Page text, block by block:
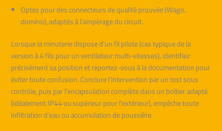
Optez pour des connecteurs de qualité prouvée (Wago,
domino), adaptés à l’ampérage du circuit.
Lorsque la minuterie dispose d’un fil pilote (cas typique de la
version à 4 fils pour un ventilateur multi-vitesses), identifiez
précisément sa position et reportez-vous à la documentation pour
éviter toute confusion. Conclure l’intervention par un test sous
contrôle, puis par l’encapsulation complète dans un boîtier adapté
(idéalement IP44 ou supérieur pour l’extérieur), empêche toute
infiltration d’eau ou accumulation de poussière.